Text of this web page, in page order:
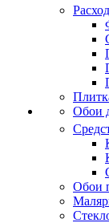
Обои
Обои